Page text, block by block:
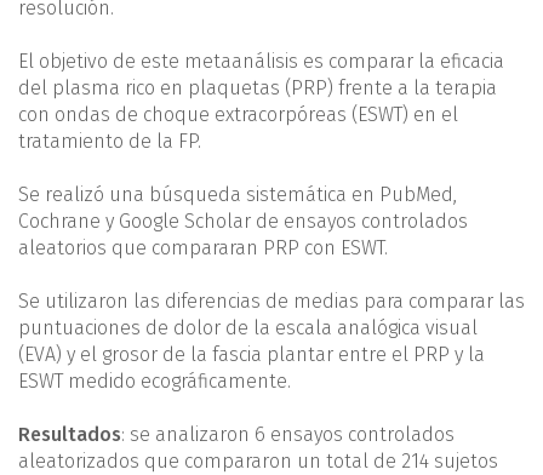
resolución.
El objetivo de este metaanálisis es comparar la eficacia
del plasma rico en plaquetas (PRP) frente a la terapia
con ondas de choque extracorpóreas (ESWT) en el
tratamiento de la FP.
Se realizó una búsqueda sistemática en PubMed,
Cochrane y Google Scholar de ensayos controlados
aleatorios que compararan PRP con ESWT.
Se utilizaron las diferencias de medias para comparar las
puntuaciones de dolor de la escala analógica visual
(EVA) y el grosor de la fascia plantar entre el PRP y la
ESWT medido ecográficamente.
Resultados: se analizaron 6 ensayos controlados
aleatorizados que compararon un total de 214 sujetos